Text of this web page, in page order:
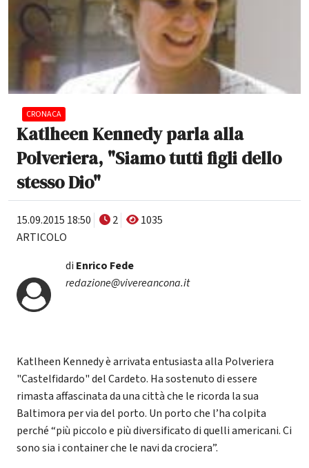
CRONACA
Katlheen Kennedy parla alla
Polveriera, "Siamo tutti figli dello
stesso Dio"
15.09.2015 18:50 2
1035
ARTICOLO
di Enrico Fede
redazione@vivereancona.it
Katlheen Kennedy è arrivata entusiasta alla Polveriera
"Castelfidardo" del Cardeto. Ha sostenuto di essere
rimasta affascinata da una città che le ricorda la sua
Baltimora per via del porto. Un porto che l’ha colpita
perché “più piccolo e più diversificato di quelli americani. Ci
sono sia i container che le navi da crociera”.